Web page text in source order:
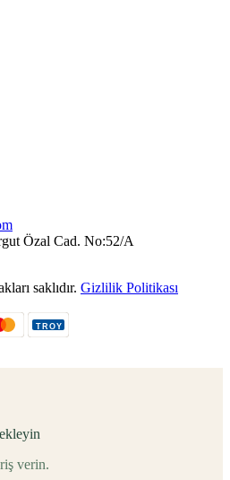
Özal Cad. No:52/A
saklıdır. Gizlilik Politikası
TROY
verin.